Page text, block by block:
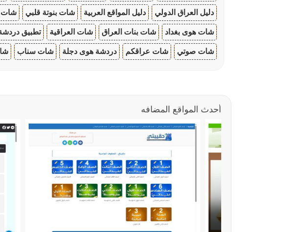
دليل العراق الدولي دليل المواقع العربية شات بنوتة قلبي شات
شات هوى بغداد شات بنات العراق شات العراقية تطبيق
شات صوتي شات عراقكم دردشة هوى دجلة شات سناب
أحدث المواقع المضافه